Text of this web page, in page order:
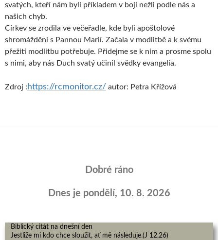
svatých, kteří nám byli příkladem v boji nežli podle nás a
našich chyb.
Církev se zrodila ve večeřadle, kde byli apoštolové
shromážděni s Pannou Marií. Začala v modlitbě a k svému
přežití modlitbu potřebuje. Přidejme se k nim a prosme spolu
s nimi, aby nás Duch svatý učinil svědky evangelia.
Zdroj : https://rcmonitor.cz/ autor: Petra Křížová
Dobré ráno
Dnes je pondělí, 10. 8. 2026
Biblický citát na dnešní den
Jestliže mi kdo chce sloužit, ať mě následuje.(J 12,26)